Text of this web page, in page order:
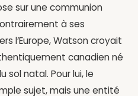
sur une communion
à ses
l’Europe, Watson croyait
canadien né
sol natal. Pour lui, le
sujet, mais une entité